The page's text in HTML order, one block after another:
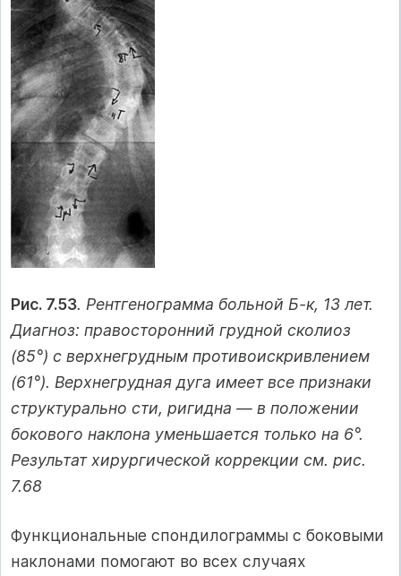
Рис. 7.53. Рентгенограмма больной Б-к, 13 лет.
Диагноз: правосторонний грудной сколиоз
(85°) с верхнегрудным противоискривлением
(61°). Верхнегрудная дуга имеет все признаки
структурально сти, ригидна — в положении
бокового наклона уменьшается только на 6°.
Результат хирургической коррекции см. рис.
7.68
Функциональные спондилограммы с боковыми
наклонами помогают во всех случаях